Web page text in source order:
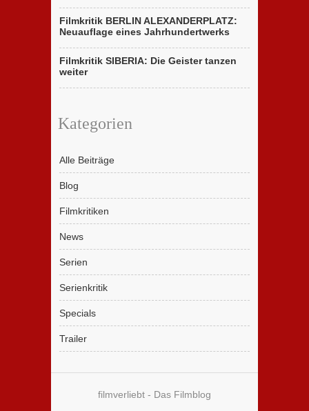
Filmkritik BERLIN ALEXANDERPLATZ:
Neuauflage eines Jahrhundertwerks
Filmkritik SIBERIA: Die Geister tanzen
weiter
Kategorien
Alle Beiträge
Blog
Filmkritiken
News
Serien
Serienkritik
Specials
Trailer
filmverliebt - Das Filmblog